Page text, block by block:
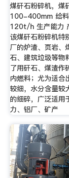
煤矸石粉碎机，煤
100-400mm 给
120t/h 生产能力
该煤矸石粉碎机特
厂的炉渣、页岩、
石、建筑垃圾等物
了用矸石、煤渣作
内燃料；尤为适合
较细，水分含量较
的细碎，广泛适用
力、铝厂、矿产